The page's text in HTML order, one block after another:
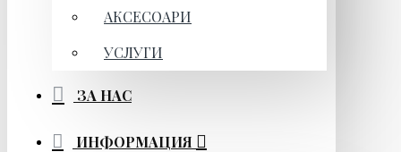
АКСЕСОАРИ
УСЛУГИ
ЗА НАС
ИНФОРМАЦИЯ